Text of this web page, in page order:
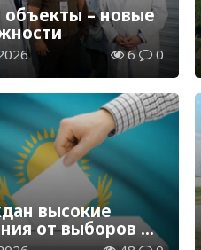
– новые
6 0
высокие
от выборов в